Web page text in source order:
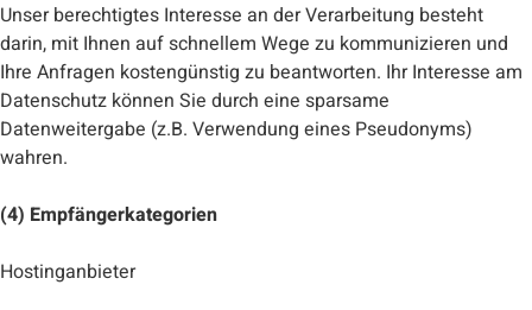
Unser berechtigtes Interesse an der Verarbeitung besteht
darin, mit Ihnen auf schnellem Wege zu kommunizieren und
Ihre Anfragen kostengünstig zu beantworten. Ihr Interesse am
Datenschutz können Sie durch eine sparsame
Datenweitergabe (z.B. Verwendung eines Pseudonyms)
wahren.
(4) Empfängerkategorien
Hostinganbieter